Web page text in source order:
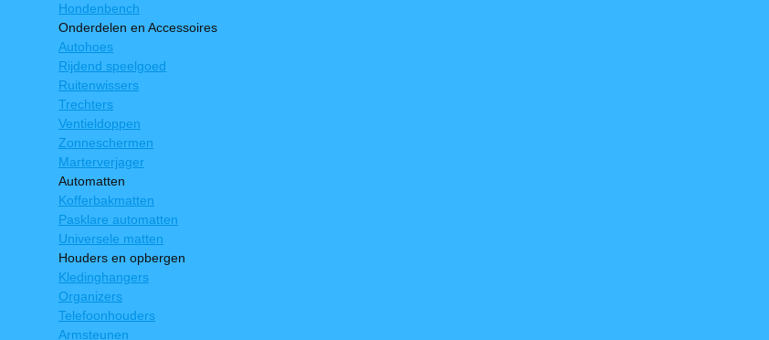
Hondenbench
Onderdelen en Accessoires
Autohoes
Rijdend speelgoed
Ruitenwissers
Trechters
Ventieldoppen
Zonneschermen
Marterverjager
Automatten
Kofferbakmatten
Pasklare automatten
Universele matten
Houders en opbergen
Kledinghangers
Organizers
Telefoonhouders
Armsteunen